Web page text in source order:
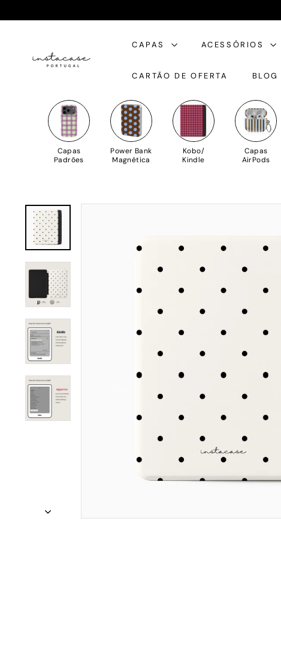
para
CAPAS ACESSÓRIOS
CARTÃO DE OFERTA BLOG
Capas
Padrões
Power Bank
Magnética
Kobo/
Kindle
Capas
AirPods